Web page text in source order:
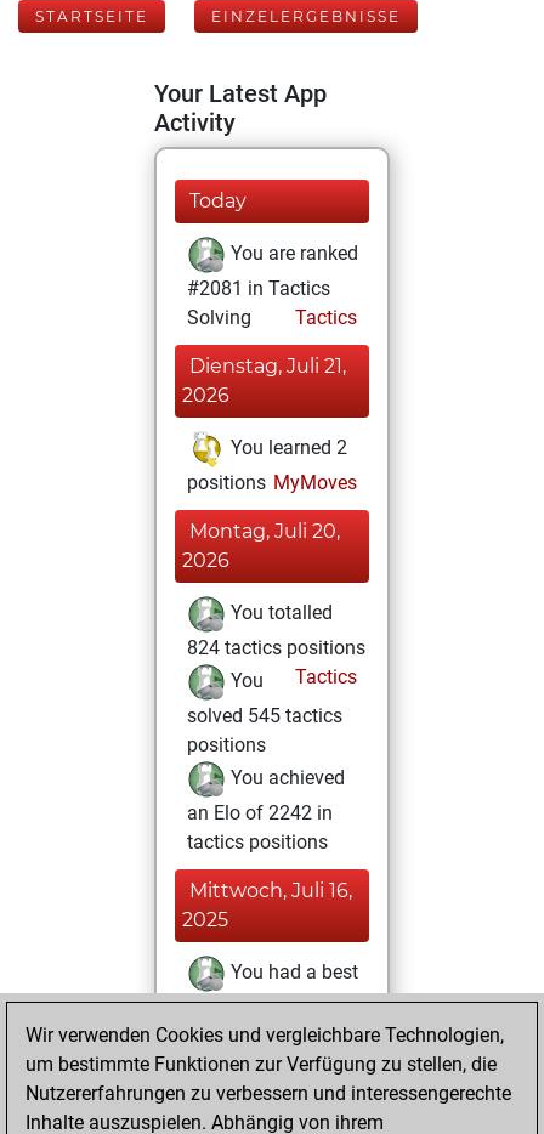
STARTSEITE EINZELERGEBNISSE
Your Latest App
Activity
Today
You are ranked
#2081 in Tactics
Solving
Tactics
Dienstag, Juli 21,
2026
You learned 2
positions MyMoves
Montag, Juli 20,
2026
You totalled
824 tactics positions
Tactics
You
solved 545 tactics
positions
You achieved
an Elo of 2242 in
tactics positions
Mittwoch, Juli 16,
2025
You had a best
sprint of 25 positions
Tactics
Mittwoch,
Mai 28, 2025
Wir verwenden Cookies und vergleichbare Technologien,
um bestimmte Funktionen zur Verfügung zu stellen, die
Nutzererfahrungen zu verbessern und interessengerechte
Inhalte auszuspielen. Abhängig von ihrem